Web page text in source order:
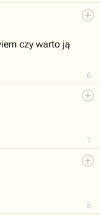
6
czy warto ją
7
8